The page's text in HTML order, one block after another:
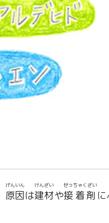
原因
げんいん
は建材
けんざい
や接着剤
せっちゃくざい